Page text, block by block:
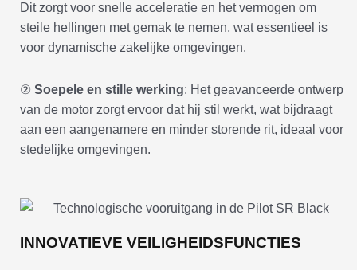
Dit zorgt voor snelle acceleratie en het vermogen om
steile hellingen met gemak te nemen, wat essentieel is
voor dynamische zakelijke omgevingen.
② Soepele en stille werking: Het geavanceerde ontwerp
van de motor zorgt ervoor dat hij stil werkt, wat bijdraagt
aan een aangenamere en minder storende rit, ideaal voor
stedelijke omgevingen.
INNOVATIEVE VEILIGHEIDSFUNCTIES